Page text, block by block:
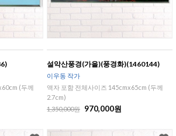
(두께
설악산풍경(가을)(풍경화)(1460144)
이우동 작가
액자 포함 전체사이즈 145cmx65cm (두께
2.7cm)
1,350,000원
970,000원